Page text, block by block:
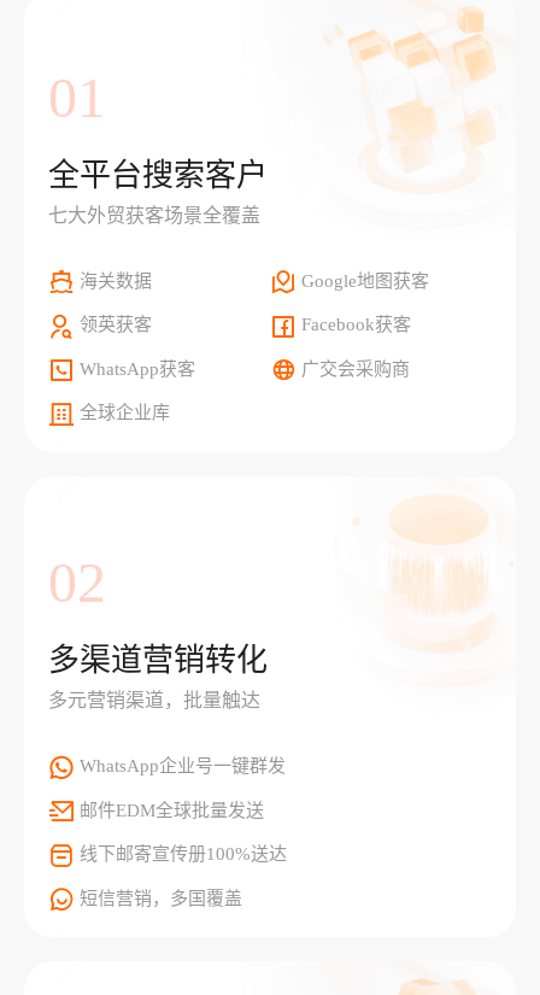
01
全平台搜索客户
七大外贸获客场景全覆盖
海关数据 Google地图获客
领英获客 Facebook获客
WhatsApp获客 广交会采购商
全球企业库
02
多渠道营销转化
多元营销渠道，批量触达
WhatsApp企业号一键群发
邮件EDM全球批量发送
线下邮寄宣传册100%送达
短信营销，多国覆盖